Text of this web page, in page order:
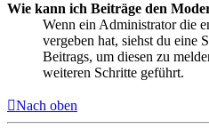
Wie kann ich Beiträge den
Wenn ein Administrator die
vergeben hat, siehst du eine
Beitrags, um diesen zu
weiteren Schritte geführt.
Nach oben